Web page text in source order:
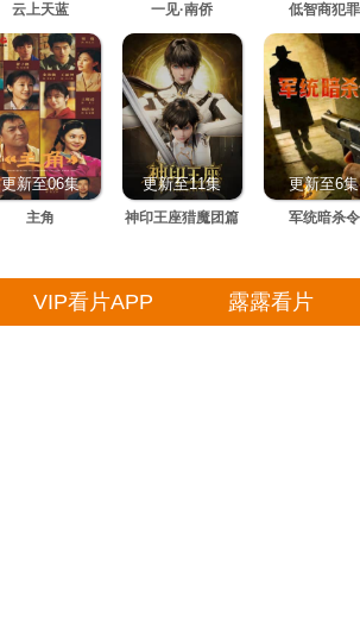
云上天蓝 一见·南侨 低智商犯罪
更新至06集
主角
更新至11集
神印王座猎魔团篇
更新至6集
军统暗杀令
VIP看片APP 露露看片